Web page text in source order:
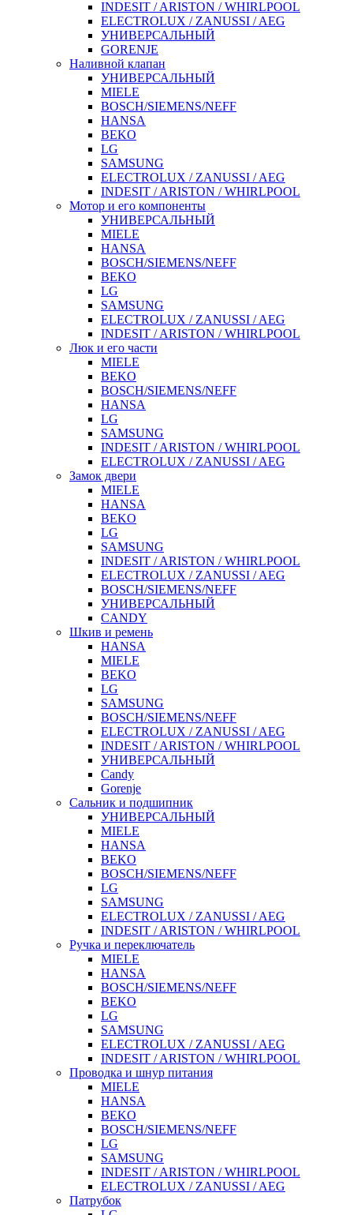
INDESIT / ARISTON / WHIRLPOOL
ELECTROLUX / ZANUSSI / AEG
УНИВЕРСАЛЬНЫЙ
GORENJE
Наливной клапан
УНИВЕРСАЛЬНЫЙ
MIELE
BOSCH/SIEMENS/NEFF
HANSA
BEKO
LG
SAMSUNG
ELECTROLUX / ZANUSSI / AEG
INDESIT / ARISTON / WHIRLPOOL
Мотор и его компоненты
УНИВЕРСАЛЬНЫЙ
MIELE
HANSA
BOSCH/SIEMENS/NEFF
BEKO
LG
SAMSUNG
ELECTROLUX / ZANUSSI / AEG
INDESIT / ARISTON / WHIRLPOOL
Люк и его части
MIELE
BEKO
BOSCH/SIEMENS/NEFF
HANSA
LG
SAMSUNG
INDESIT / ARISTON / WHIRLPOOL
ELECTROLUX / ZANUSSI / AEG
Замок двери
MIELE
HANSA
BEKO
LG
SAMSUNG
INDESIT / ARISTON / WHIRLPOOL
ELECTROLUX / ZANUSSI / AEG
BOSCH/SIEMENS/NEFF
УНИВЕРСАЛЬНЫЙ
CANDY
Шкив и ремень
HANSA
MIELE
BEKO
LG
SAMSUNG
BOSCH/SIEMENS/NEFF
ELECTROLUX / ZANUSSI / AEG
INDESIT / ARISTON / WHIRLPOOL
УНИВЕРСАЛЬНЫЙ
Candy
Gorenje
Сальник и подшипник
УНИВЕРСАЛЬНЫЙ
MIELE
HANSA
BEKO
BOSCH/SIEMENS/NEFF
LG
SAMSUNG
ELECTROLUX / ZANUSSI / AEG
INDESIT / ARISTON / WHIRLPOOL
Ручка и переключатель
MIELE
HANSA
BOSCH/SIEMENS/NEFF
BEKO
LG
SAMSUNG
ELECTROLUX / ZANUSSI / AEG
INDESIT / ARISTON / WHIRLPOOL
Проводка и шнур питания
MIELE
HANSA
BEKO
BOSCH/SIEMENS/NEFF
LG
SAMSUNG
INDESIT / ARISTON / WHIRLPOOL
ELECTROLUX / ZANUSSI / AEG
Патрубок